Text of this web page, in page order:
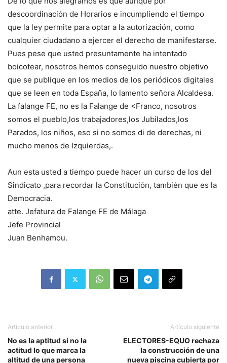
descoordinación de Horarios e incumpliendo el tiempo
que la ley permite para optar a la autorización, como
cualquier ciudadano a ejercer el derecho de manifestarse.
Pues pese que usted presuntamente ha intentado
boicotear, nosotros hemos conseguido nuestro objetivo
que se publique en los medios de los periódicos digitales
que se leen en toda España, lo lamento señora Alcaldesa.
La falange FE, no es la Falange de <Franco, nosotros
somos el pueblo,los trabajadores,los Jubilados,los
Parados, los niños, eso si no somos di de derechas, ni
mucho menos de Izquierdas,.
Aun esta usted a tiempo puede hacer un curso de los del
Sindicato ,para recordar la Constitución, también que es la
Democracia.
atte. Jefatura de Falange FE de Málaga
Jefe Provincial
Juan Benhamou.
Artículo anterior
No es la aptitud si no la
actitud lo que marca la
altitud de una persona
Artículo siguiente
ELECTORES-EQUO rechaza
la construcción de una
nueva piscina cubierta por